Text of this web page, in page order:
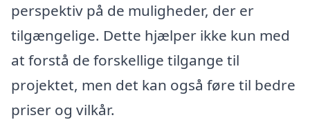
perspektiv på de muligheder, der er
tilgængelige. Dette hjælper ikke kun med
at forstå de forskellige tilgange til
projektet, men det kan også føre til bedre
priser og vilkår.